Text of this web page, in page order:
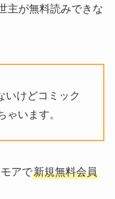
主が無料読みできな
いけどコミック
ゃいます。
アで新規無料会員